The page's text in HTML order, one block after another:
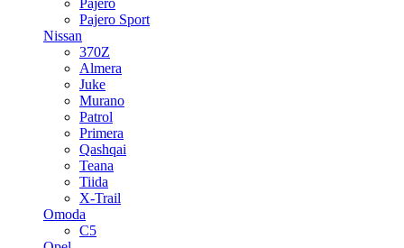
Pajero
Pajero Sport
Nissan
370Z
Almera
Juke
Murano
Patrol
Primera
Qashqai
Teana
Tiida
X-Trail
Omoda
C5